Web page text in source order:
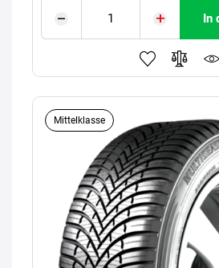
In
Mittelklasse